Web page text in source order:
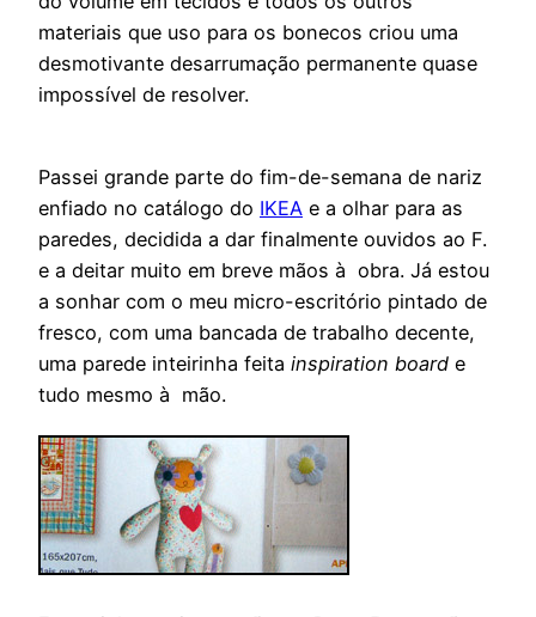
materiais que uso para os bonecos criou uma
desmotivante desarrumação permanente quase
impossível de resolver.
Passei grande parte do fim-de-semana de nariz
enfiado no catálogo do IKEA e a olhar para as
paredes, decidida a dar finalmente ouvidos ao F.
e a deitar muito em breve mãos à obra. Já estou
a sonhar com o meu micro-escritório pintado de
fresco, com uma bancada de trabalho decente,
uma parede inteirinha feita inspiration board e
tudo mesmo à mão.